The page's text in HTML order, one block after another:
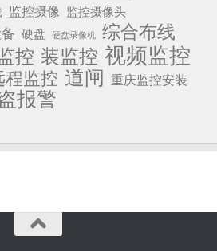
监控摄像 监控摄像头
硬盘 硬盘录像机 综合布线
控 装监控 视频监控
程监控 道闸 重庆监控安装
报警